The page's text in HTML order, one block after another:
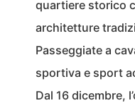
quartiere storico
architetture
Passeggiate a
sportiva e sport
Dal 16 dicembre,